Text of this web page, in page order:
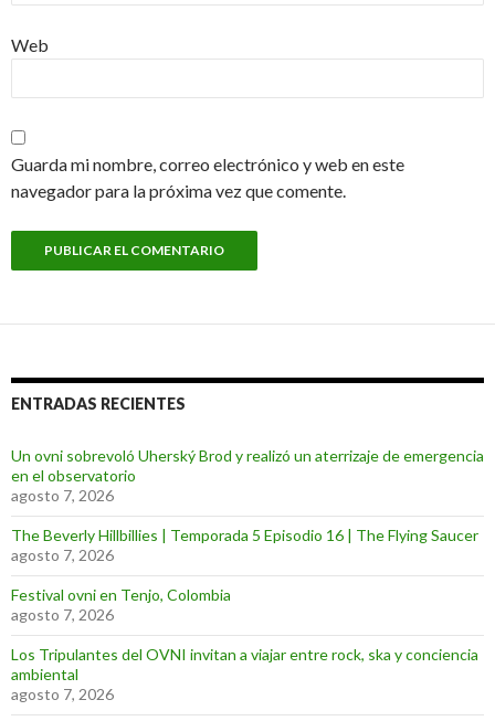
Web
Guarda mi nombre, correo electrónico y web en este
navegador para la próxima vez que comente.
ENTRADAS RECIENTES
Un ovni sobrevoló Uherský Brod y realizó un aterrizaje de emergencia
en el observatorio
agosto 7, 2026
The Beverly Hillbillies | Temporada 5 Episodio 16 | The Flying Saucer
agosto 7, 2026
Festival ovni en Tenjo, Colombia
agosto 7, 2026
Los Tripulantes del OVNI invitan a viajar entre rock, ska y conciencia
ambiental
agosto 7, 2026